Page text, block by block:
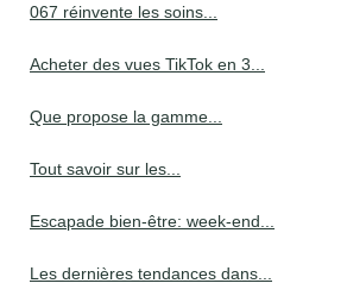
067 réinvente les soins...
Acheter des vues TikTok en 3...
Que propose la gamme...
Tout savoir sur les...
Escapade bien-être: week-end...
Les dernières tendances dans...